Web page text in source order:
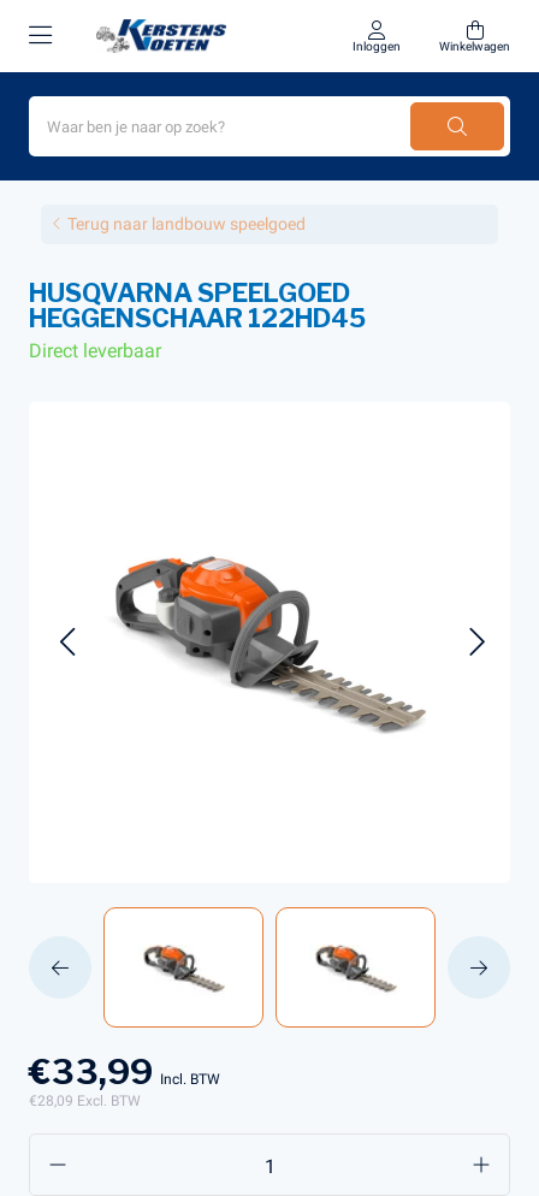
Inloggen Winkelwagen
Terug naar landbouw speelgoed
HUSQVARNA SPEELGOED
HEGGENSCHAAR 122HD45
Direct leverbaar
€33,99 Incl. BTW
€28,09 Excl. BTW